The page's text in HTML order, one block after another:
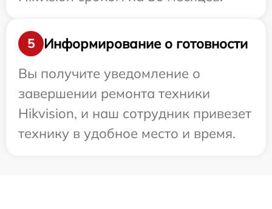
5
Информирование о готовности
Вы получите уведомление о
завершении ремонта техники
Hikvision, и наш сотрудник привезет
технику в удобное место и время.